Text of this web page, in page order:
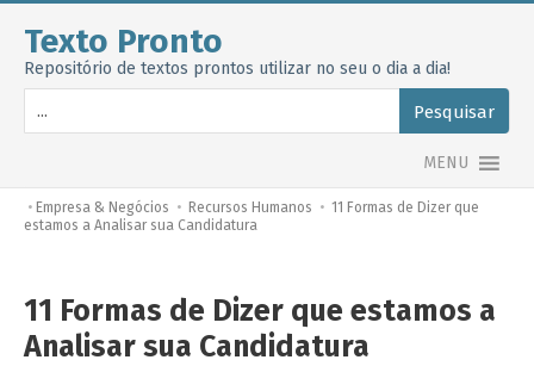
Texto Pronto
Repositório de textos prontos utilizar no seu o dia a dia!
Pesquisar
MENU
• Empresa & Negócios • Recursos Humanos • 11 Formas de Dizer que
estamos a Analisar sua Candidatura
11 Formas de Dizer que estamos a
Analisar sua Candidatura